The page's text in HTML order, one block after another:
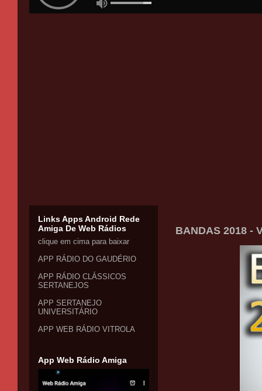
BANDAS 2018 -
Links Apps Android Rede
Amiga De Web Rádios
clique em cima para baixar
APP RÁDIO DO GAUDÉRIO
APP RÁDIO CLÁSSICOS
SERTANEJOS
APP SERTANEJO
UNIVERSITÁRIO
APP WEB RÁDIO VITROLA
App Web Rádio Amiga